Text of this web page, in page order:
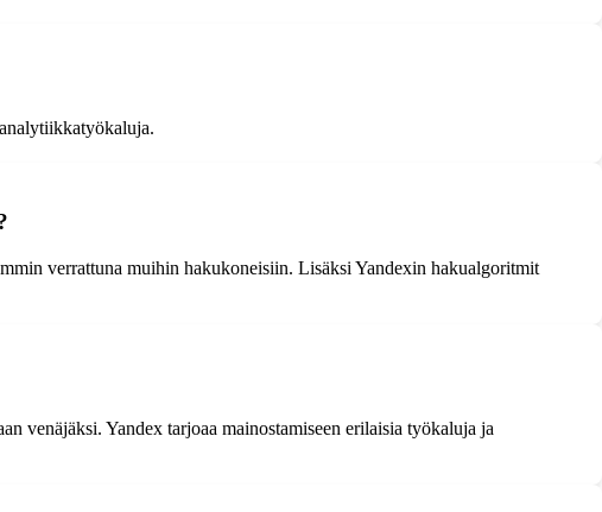
verrattuna muihin hakukoneisiin. Lisäksi Yandexin hakualgoritmit
venäjäksi. Yandex tarjoaa mainostamiseen erilaisia työkaluja ja